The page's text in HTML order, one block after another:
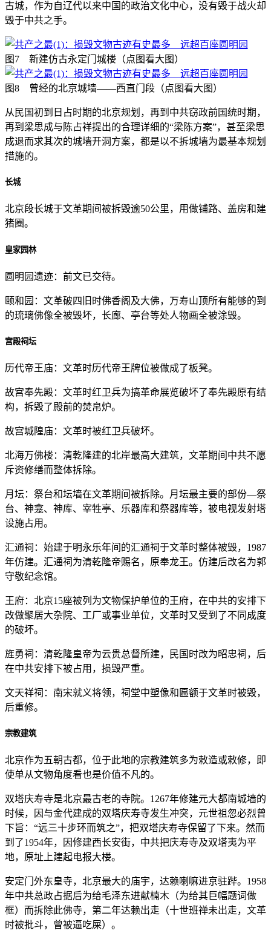
古城，作为自辽代以来中国的政治文化中心，没有毁于战火却
毁于中共之手。
图7 新建仿古永定门城楼（点图看大图）
图8 曾经的北京城墙——西直门段（点图看大图）
从民国初到日占时期的北京规划，再到中共窃政前国统时期，
再到梁思成与陈占祥提出的合理详细的“梁陈方案”，甚至梁思
成退而求其次的城墙开洞方案，都是以不拆城墙为最基本规划
措施的。
长城
北京段长城于文革期间被拆毁逾50公里，用做铺路、盖房和建
猪圈。
皇家园林
圆明园遗迹：前文已交待。
颐和园：文革破四旧时佛香阁及大佛，万寿山顶所有能够的到
的琉璃佛像全被毁坏，长廊、亭台等处人物画全被涂毁。
宫殿祠坛
历代帝王庙：文革时历代帝王牌位被做成了板凳。
故宫奉先殿：文革时红卫兵为搞革命展览破坏了奉先殿原有结
构，拆毁了殿前的焚帛炉。
故宫城隍庙：文革时被红卫兵破坏。
北海万佛楼：清乾隆建的北岸最高大建筑，文革期间中共不愿
斥资修缮而整体拆除。
月坛：祭台和坛墙在文革期间被拆除。月坛最主要的部份—祭
台、神龛、神库、宰牲亭、乐器库和祭器库等，被电视发射塔
设施占用。
汇通祠：始建于明永乐年间的汇通祠于文革时整体被毁，1987
年仿建。汇通祠为清乾隆帝赐名，原奉龙王。仿建后改名为郭
守敬纪念馆。
王府：北京15座被列为文物保护单位的王府，在中共的安排下
改做聚居大杂院、工厂或事业单位，文革时又受到了不同成度
的破坏。
旌勇祠：清乾隆皇帝为云贵总督所建，民国时改为昭忠祠，后
在中共安排下被占用，损毁严重。
文天祥祠：南宋就义将领，祠堂中塑像和匾额于文革时被毁，
后重修。
宗教建筑
北京作为五朝古都，位于此地的宗教建筑多为敕造或敕修，即
使单从文物角度看也是价值不凡的。
双塔庆寿寺是北京最古老的寺院。1267年修建元大都南城墙的
时候，因与金代建成的双塔庆寿寺发生冲突，元世祖忽必烈曾
下旨：“远三十步环而筑之”，把双塔庆寿寺保留了下来。然而
到了1954年，因修建西长安街，中共把庆寿寺及双塔夷为平
地，原址上建起电报大楼。
安定门外东皇寺，北京最大的庙宇，达赖喇嘛进京驻跸。1958
年中共总政占据后为给毛泽东进献楠木（为给其巨幅题词做
框）而拆除此佛寺，第二年达赖出走（十世班禅未出走，文革
时被批斗，曾被逼吃屎）。